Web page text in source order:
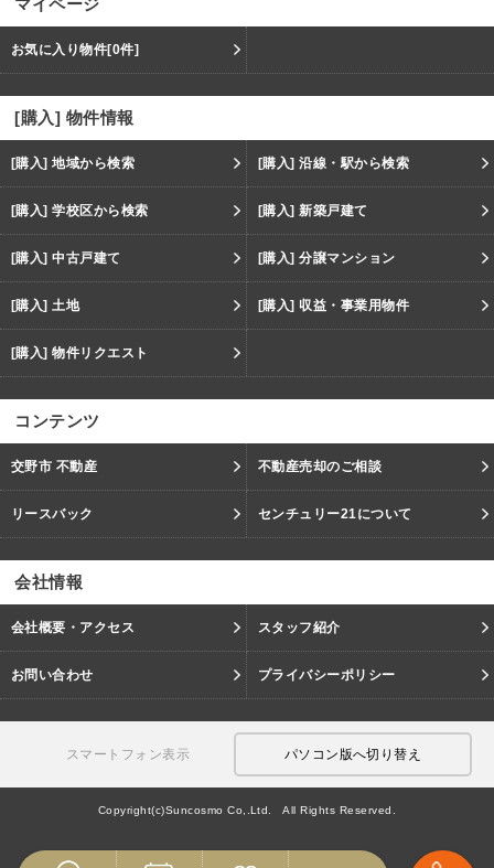
お気に入り物件[0件]
[購入] 物件情報
[購入] 地域から検索 [購入] 沿線・駅から検索
[購入] 学校区から検索 [購入] 新築戸建て
[購入] 中古戸建て [購入] 分譲マンション
[購入] 土地 [購入] 収益・事業用物件
[購入] 物件リクエスト
コンテンツ
交野市 不動産 不動産売却のご相談
リースバック センチュリー21について
会社情報
会社概要・アクセス スタッフ紹介
お問い合わせ プライバシーポリシー
スマートフォン表示 パソコン版へ切り替え
Copyright(c)Suncosmo Co,.Ltd. All Rights Reserved.